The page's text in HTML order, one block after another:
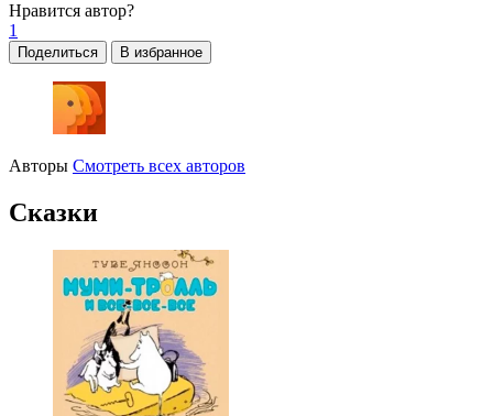
Нравится автор?
1
Поделиться В избранное
Авторы Смотреть всех авторов
Сказки